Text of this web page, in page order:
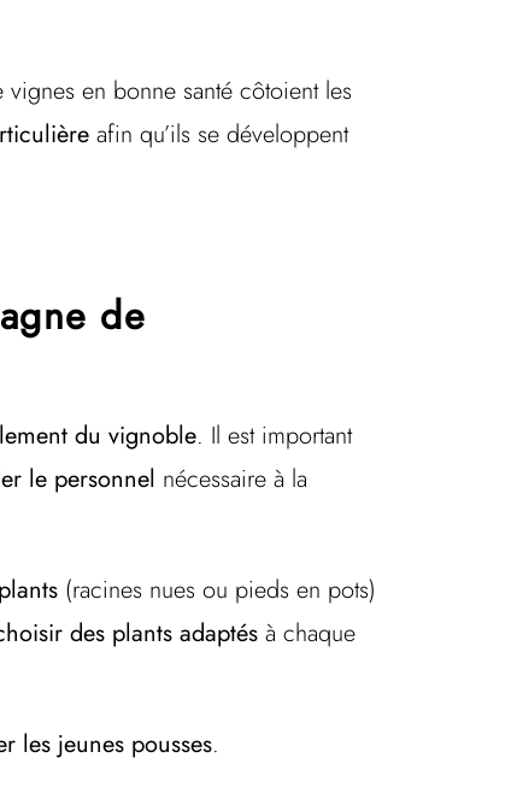
en bonne santé côtoient les
afin qu’ils se développent
de
du vignoble. Il est important
le personnel nécessaire à la
(racines nues ou pieds en pots)
des plants adaptés à chaque
les jeunes pousses.